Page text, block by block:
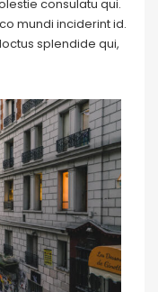
consulatu qui.
mundi inciderint id.
splendide qui,